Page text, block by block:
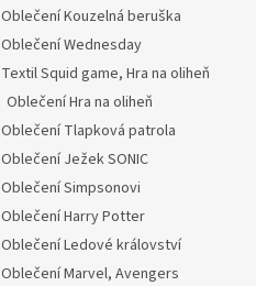
Oblečení Kouzelná beruška
Oblečení Wednesday
Textil Squid game, Hra na oliheň
Oblečení Hra na oliheň
Oblečení Tlapková patrola
Oblečení Ježek SONIC
Oblečení Simpsonovi
Oblečení Harry Potter
Oblečení Ledové království
Oblečení Marvel, Avengers